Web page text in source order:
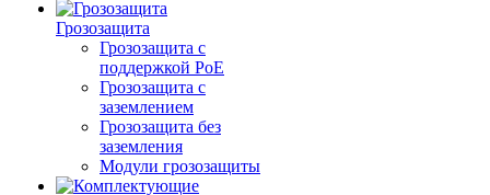
Грозозащита
Грозозащита с
поддержкой PoE
Грозозащита с
заземлением
Грозозащита без
заземления
Модули грозозащиты